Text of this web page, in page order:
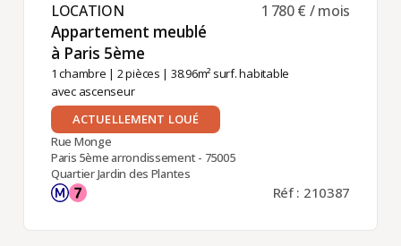
LOCATION ​
Appartement meublé
à Paris 5ème ​
1 chambre | 2 pièces | 38.96m² surf. habitable
avec ascenseur
1 780 € / mois
ACTUELLEMENT LOUÉ
Rue Monge
Paris 5ème arrondissement - 75005
Quartier Jardin des Plantes
Réf : 210387